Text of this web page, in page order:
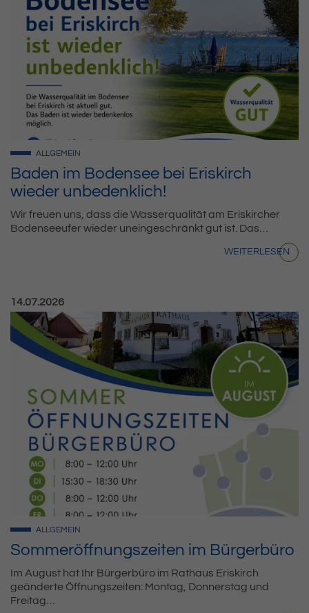
Baden im Bodensee bei Eriskirch
wieder unbedenklich!
ALLGEMEIN
Wir freuen uns, dass die Wasserqualität am Eriskircher
Bodenseeufer wieder uneingeschränkt gut ist. Das…
WEITERLESEN
Veröffentlicht am:
14.07.2026
Sommeröffnungszeiten im Bürgerbüro
ALLGEMEIN
Im August hat Ihr Bürgerbüro im Rathaus Eriskirch
geänderte Öffnungszeiten: Montag, Donnerstag und
Freitag…